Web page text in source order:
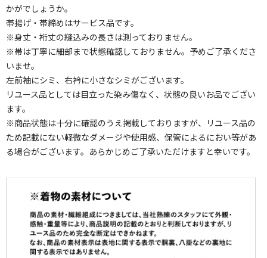
かがでしょうか。
帯揚げ・帯締めはサービス品です。
※身丈・裄丈の縫込みの長さは測っておりません。
※帯は丁寧に細部まで状態確認しておりません。予めご了承くださ
いませ。
左前袖にシミ、右衿に小さなシミがございます。
リユース品としては目立った染み傷なく、状態の良いお品でござい
ます。
※商品状態は十分に確認のうえ掲載しておりますが、リユース品の
ため記載にない軽微なダメージや使用感、保管によるにおい等があ
る場合がございます。あらかじめご了承いただけますと幸いです。